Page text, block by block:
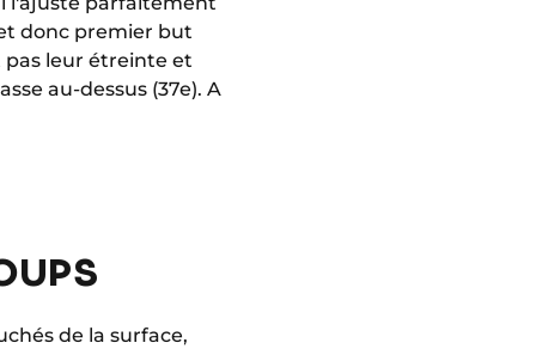
donc premier but
pas leur étreinte et
au-dessus (37e). A
de la surface,